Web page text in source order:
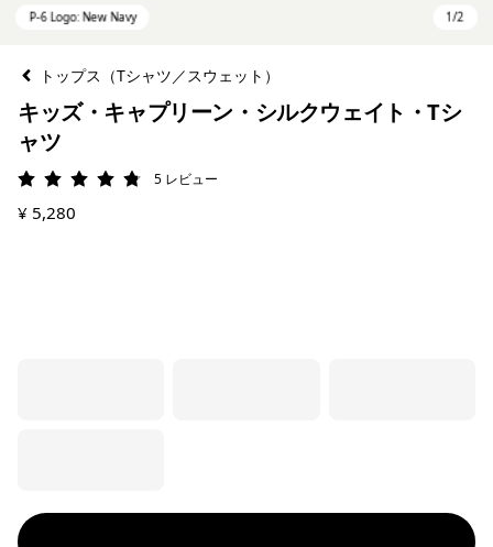
トップス（Tシャツ／スウェット）
キッズ・キャプリーン・シルクウェイト・Tシ
ャツ
評価: 4.8 / 5
5 レビュー
¥ 5,280